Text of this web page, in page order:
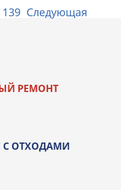
139 Следующая
РЕМОНТ
С ОТХОДАМИ